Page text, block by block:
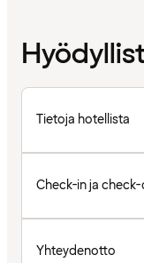
Tietoja hotellista
Check-in ja
Yhteydenotto